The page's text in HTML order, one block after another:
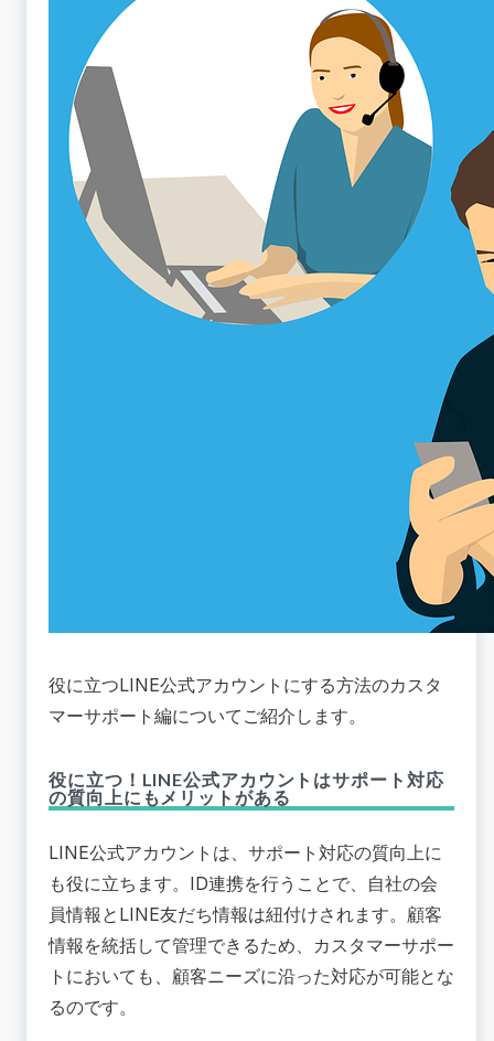
役に立つLINE公式アカウントにする方法のカスタ
マーサポート編についてご紹介します。
役に立つ！LINE公式アカウントはサポート対応
の質向上にもメリットがある
LINE公式アカウントは、サポート対応の質向上に
も役に立ちます。ID連携を行うことで、自社の会
員情報とLINE友だち情報は紐付けされます。顧客
情報を統括して管理できるため、カスタマーサポー
トにおいても、顧客ニーズに沿った対応が可能とな
るのです。